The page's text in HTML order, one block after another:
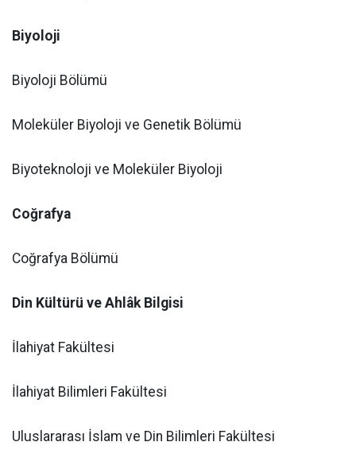
Biyoloji
Biyoloji Bölümü
Moleküler Biyoloji ve Genetik Bölümü
Biyoteknoloji ve Moleküler Biyoloji
Coğrafya
Coğrafya Bölümü
Din Kültürü ve Ahlâk Bilgisi
İlahiyat Fakültesi
İlahiyat Bilimleri Fakültesi
Uluslararası İslam ve Din Bilimleri Fakültesi